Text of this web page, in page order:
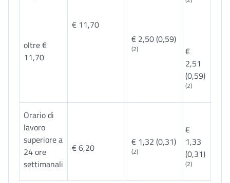
oltre €
11,70
€ 11,70
€ 2,50 (0,59)
(2)
€
2,51
(0,59)
(2)
Orario di
lavoro
superiore a
24 ore
settimanali
€ 6,20 € 1,32 (0,31)
(2)
€
1,33
(0,31)
(2)